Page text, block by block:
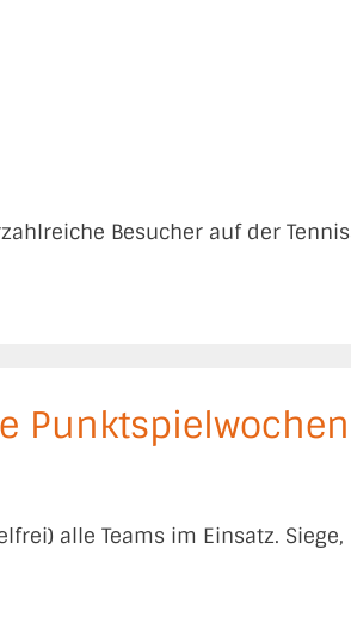
Besucher auf der
alle Teams im Einsatz.